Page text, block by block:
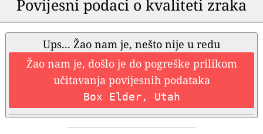
Povijesni podaci o kvaliteti zraka
Ups... Žao nam je, nešto nije u redu
Žao nam je, došlo je do pogreške prilikom
učitavanja povijesnih podataka
Box Elder, Utah